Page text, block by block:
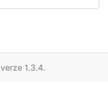
verze 1.3.4.